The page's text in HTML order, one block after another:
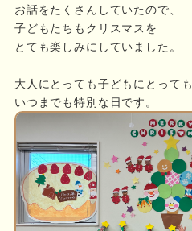
お話をたくさんしていたので、
子どもたちもクリスマスを
とても楽しみにしていました。
大人にとっても子どもにとっても
いつまでも特別な日です。